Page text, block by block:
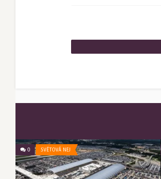
0 SVĚTOVÁ NEJ